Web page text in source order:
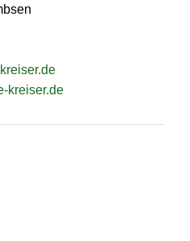
kreiser.de